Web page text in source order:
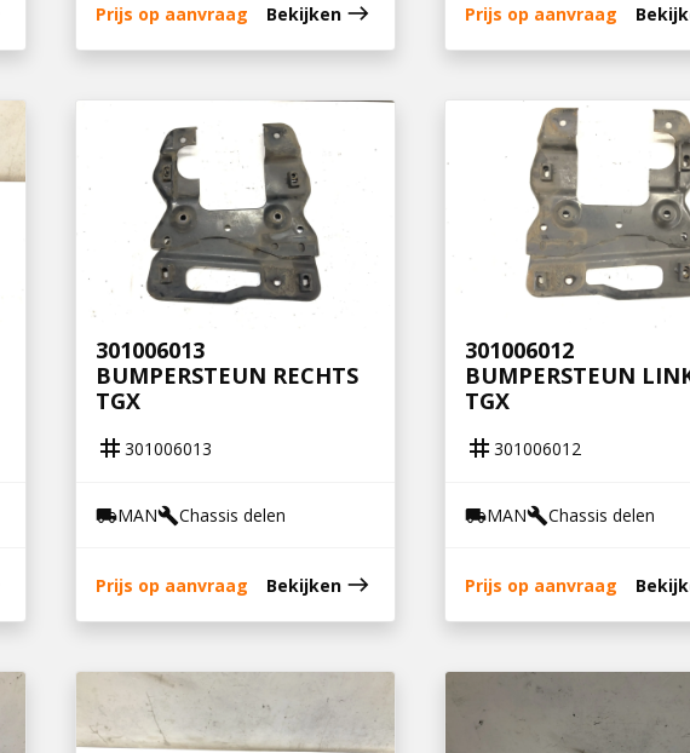
Prijs op aanvraag Bekijken east Prijs op aanvraag
301006013
BUMPERSTEUN RECHTS
TGX
tag 301006013
local_shippingMANbuildChassis delen
Prijs op aanvraag Bekijken east
301006012
BUMPERSTEUN
TGX
tag 301006012
local_shippingMANbuildChassis delen
Prijs op aanvraag